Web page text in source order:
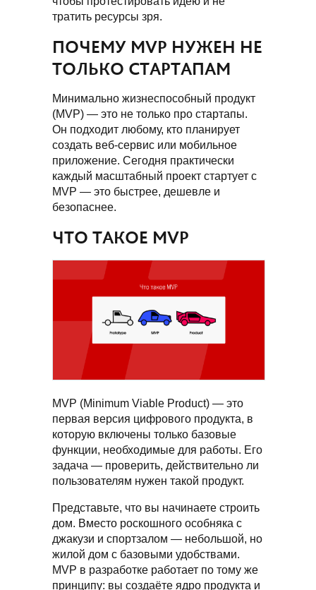
тратить ресурсы зря.
ПОЧЕМУ MVP НУЖЕН НЕ
ТОЛЬКО СТАРТАПАМ
Минимально жизнеспособный продукт
(MVP) — это не только про стартапы.
Он подходит любому, кто планирует
создать веб-сервис или мобильное
приложение. Сегодня практически
каждый масштабный проект стартует с
MVP — это быстрее, дешевле и
безопаснее.
ЧТО ТАКОЕ MVP
MVP (Minimum Viable Product) — это
первая версия цифрового продукта, в
которую включены только базовые
функции, необходимые для работы. Его
задача — проверить, действительно ли
пользователям нужен такой продукт.
Представьте, что вы начинаете строить
дом. Вместо роскошного особняка с
джакузи и спортзалом — небольшой, но
жилой дом с базовыми удобствами.
MVP в разработке работает по тому же
принципу: вы создаёте ядро продукта и